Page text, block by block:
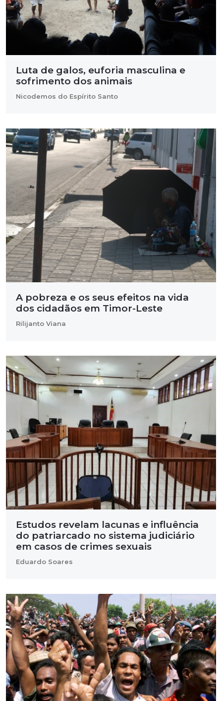
Luta de galos, euforia masculina e
sofrimento dos animais
Nicodemos do Espírito Santo
A pobreza e os seus efeitos na vida
dos cidadãos em Timor-Leste
Rilijanto Viana
Estudos revelam lacunas e influência
do patriarcado no sistema judiciário
em casos de crimes sexuais
Eduardo Soares